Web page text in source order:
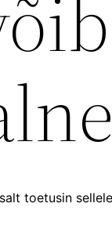
toetusin